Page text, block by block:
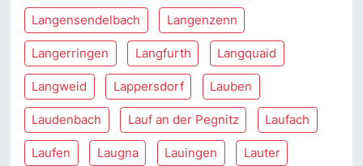
Langensendelbach Langenzenn
Langerringen Langfurth Langquaid
Langweid Lappersdorf Lauben
Laudenbach Lauf an der Pegnitz Laufach
Laufen Laugna Lauingen Lauter